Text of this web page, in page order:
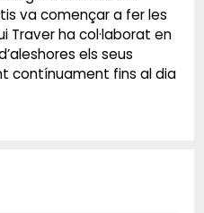
va començar a fer les
Traver ha col·laborat en
els seus
contínuament fins al dia